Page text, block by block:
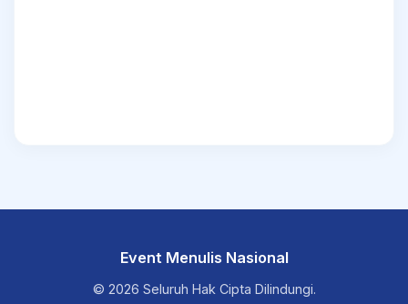
Event Menulis Nasional
© 2026 Seluruh Hak Cipta Dilindungi.